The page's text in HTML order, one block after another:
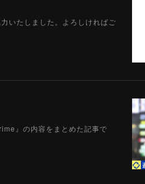
いたしました。よろしければご
』の内容をまとめた記事で